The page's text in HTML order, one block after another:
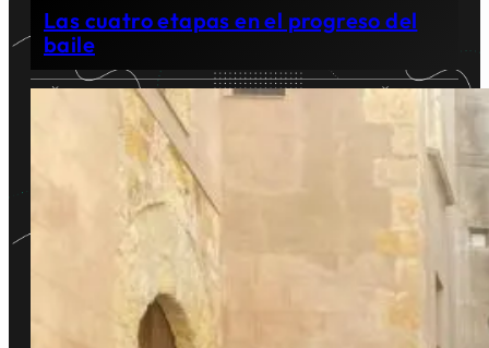
Las cuatro etapas en el progreso del
baile